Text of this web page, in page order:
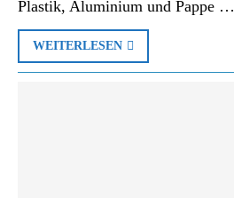
Plastik, Aluminium und Pappe …
WEITERLESEN